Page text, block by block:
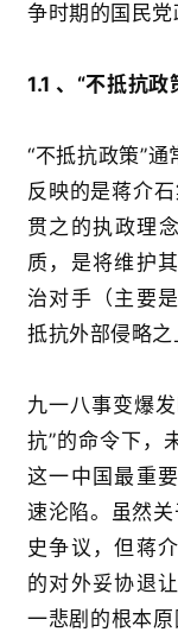
争时期的国民党
1.1 、“不抵抗政
“不抵抗政策”通
反映的是蒋介
贯之的执政理念
质，是将维护
治对手（主要
抵抗外部侵略之
九一八事变爆
抗”的命令下，
这一中国最重
速沦陷。虽然
史争议，但蒋
的对外妥协退
一悲剧的根本